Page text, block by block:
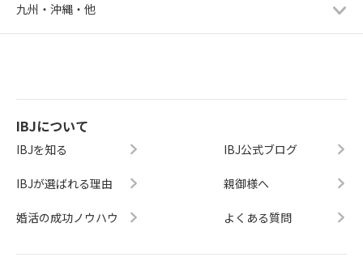
九州・沖縄・他
IBJについて
IBJを知る
IBJが選ばれる理由
婚活の成功ノウハウ
IBJ公式ブログ
親御様へ
よくある質問